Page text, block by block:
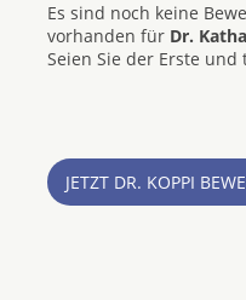
Es sind noch keine
vorhanden für Dr.
Seien Sie der Erste
JETZT DR. KOPPI